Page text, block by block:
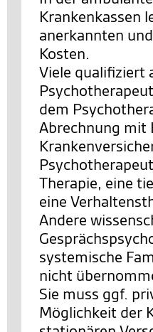
Krankenkassen
anerkannten
Kosten.
Viele qualifiziert
dem
Abrechnung mit
Therapie, eine
eine
Andere
systemische
nicht
Sie muss ggf.
Möglichkeit der